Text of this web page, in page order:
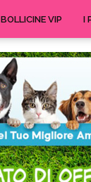
BOLLICINE VIP I